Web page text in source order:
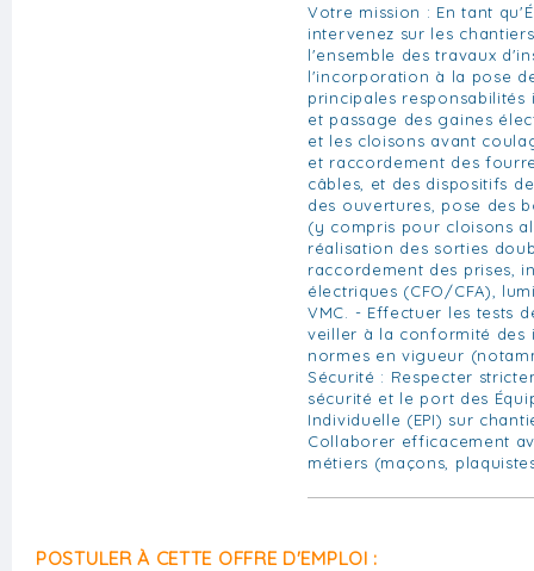
Votre mission : En tant
intervenez sur les
l'ensemble des travaux
l'incorporation à la pose
principales
et passage des gaines
et les cloisons avant
et raccordement des
câbles, et des dispositifs
des ouvertures, pose des
(y compris pour cloisons
réalisation des sorties
raccordement des prises,
électriques (CFO/CFA),
VMC. - Effectuer les tests
veiller à la conformité des
normes en vigueur
Sécurité : Respecter
sécurité et le port des
Individuelle (EPI) sur
Collaborer efficacement
métiers (maçons,
POSTULER À CETTE OFFRE D'EMPLOI :